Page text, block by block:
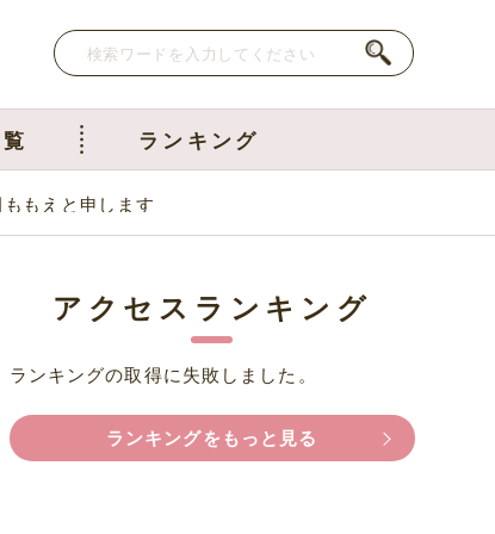
ランキング
もえと申します
アクセスランキング
ランキングの取得に失敗しました。
ランキングをもっと見る